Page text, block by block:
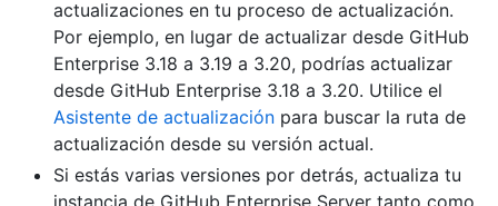
actualizaciones en tu proceso de actualización.
Por ejemplo, en lugar de actualizar desde GitHub
Enterprise 3.18 a 3.19 a 3.20, podrías actualizar
desde GitHub Enterprise 3.18 a 3.20. Utilice el
Asistente de actualización para buscar la ruta de
actualización desde su versión actual.
Si estás varias versiones por detrás, actualiza tu